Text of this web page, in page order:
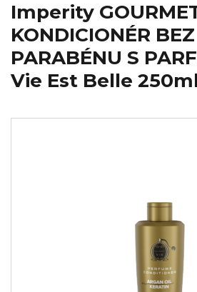
Imperity
KONDICIONÉR BEZ
PARABÉNU S
Vie Est Belle